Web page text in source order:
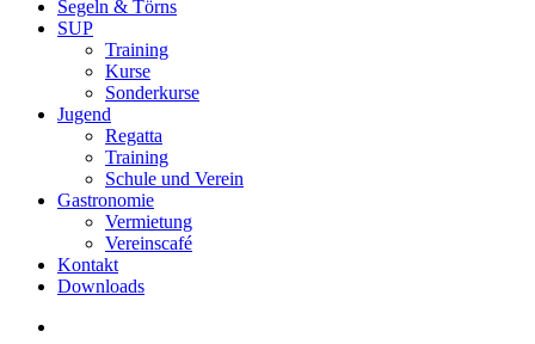
Segeln & Törns
SUP
Training
Kurse
Sonderkurse
Jugend
Regatta
Training
Schule und Verein
Gastronomie
Vermietung
Vereinscafé
Kontakt
Downloads